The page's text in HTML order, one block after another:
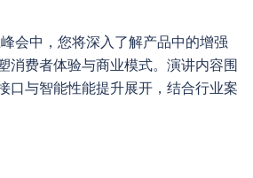
会中，您将深入了解产品中的增强
消费者体验与商业模式。演讲内容围
口与智能性能提升展开，结合行业案